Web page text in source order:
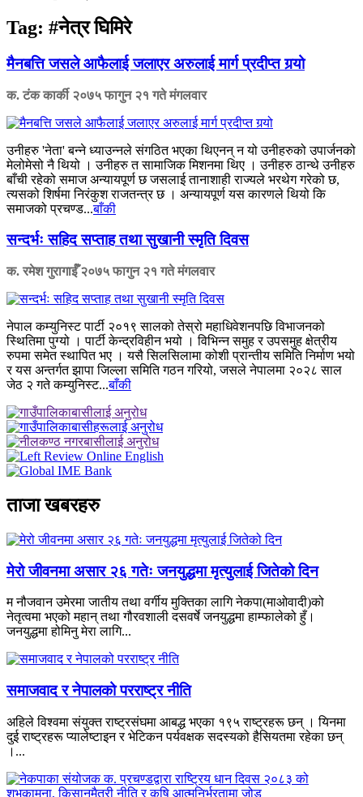
Tag: #नेत्र घिमिरे
मैनबत्ति जसले आफैलाई जलाएर अरुलाई मार्ग प्रदीप्त गर्‍यो
क. टंक कार्की २०७५ फागुन २१ गते मंगलवार
उनीहरु 'नेता' बन्ने ध्याउन्नले संगठित भएका थिएनन् न यो उनीहरुको उपार्जनको
मेलोमेसो नै थियो । उनीहरु त सामाजिक मिशनमा थिए । उनीहरु ठान्थे उनीहरु
बाँची रहेको समाज अन्यायपूर्ण छ जसलाई तानाशाही राज्यले भरथेग गरेको छ,
त्यसको शिर्षमा निरंकुश राजतन्त्र छ । अन्यायपूर्ण यस कारणले थियो कि
समाजको प्रचण्ड...बाँकी
सन्दर्भः सहिद सप्ताह तथा सुखानी स्मृति दिवस
क. रमेश गुरागाईँ२०७५ फागुन २१ गते मंगलवार
नेपाल कम्युनिस्ट पार्टी २०१९ सालको तेस्रो महाधिवेशनपछि विभाजनको
स्थितिमा पुग्यो । पार्टी केन्द्रविहीन भयो । विभिन्न समुह र उपसमुह क्षेत्रीय
रुपमा समेत स्थापित भए । यसै सिलसिलामा कोशी प्रान्तीय समिति निर्माण भयो
र यस अन्तर्गत झापा जिल्ला समिति गठन गरियो, जसले नेपालमा २०२८ साल
जेठ २ गते कम्युनिस्ट...बाँकी
ताजा खबरहरु
मेरो जीवनमा असार २६ गतेः जनयुद्धमा मृत्युलाई जितेको दिन
म नौजवान उमेरमा जातीय तथा वर्गीय मुक्तिका लागि नेकपा(माओवादी)को
नेतृत्वमा भएको महान् तथा गौरवशाली दसवर्षे जनयुद्धमा हाम्फालेको हुँ।
जनयुद्धमा होमिनु मेरा लागि...
समाजवाद र नेपालको परराष्ट्र नीति
अहिले विश्वमा संयुक्त राष्ट्रसंघमा आबद्ध भएका १९५ राष्ट्रहरू छन् । यिनमा
दुई राष्ट्रहरू प्यालेष्टाइन र भेटिकन पर्यवक्षक सदस्यको हैसियतमा रहेका छन्
।...